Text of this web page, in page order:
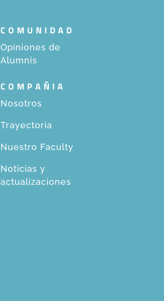
COMUNIDAD
Opiniones de
Alumnis
COMPAÑIA
Nosotros
Trayectoria
Nuestro Faculty
Noticias y
actualizaciones